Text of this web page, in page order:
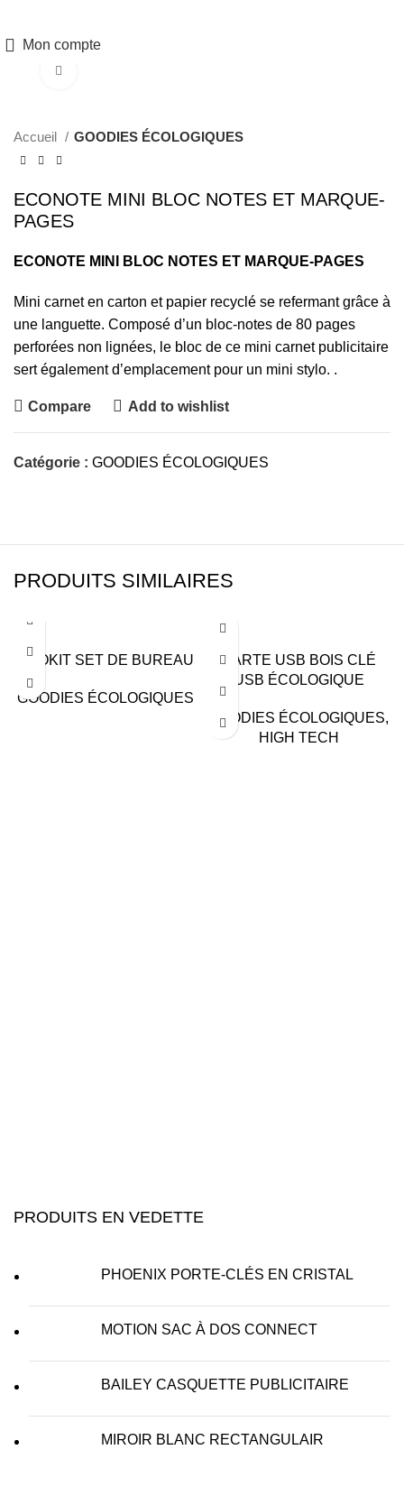
Accueil GOODIES ÉCOLOGIQUES
ECONOTE MINI BLOC NOTES ET MARQUE-
PAGES
ECONOTE MINI BLOC NOTES ET MARQUE-PAGES
Mini carnet en carton et papier recyclé se refermant grâce à
une languette. Composé d’un bloc-notes de 80 pages
perforées non lignées, le bloc de ce mini carnet publicitaire
sert également d’emplacement pour un mini stylo. .
Compare Add to wishlist
Catégorie : GOODIES ÉCOLOGIQUES
PRODUITS SIMILAIRES
ECOKIT SET DE BUREAU
GOODIES ÉCOLOGIQUES
CARTE USB BOIS CLÉ
USB ÉCOLOGIQUE
GOODIES ÉCOLOGIQUES,
HIGH TECH
PRODUITS EN VEDETTE
PHOENIX PORTE-CLÉS EN CRISTAL
MOTION SAC À DOS CONNECT
BAILEY CASQUETTE PUBLICITAIRE
MIROIR BLANC RECTANGULAIR